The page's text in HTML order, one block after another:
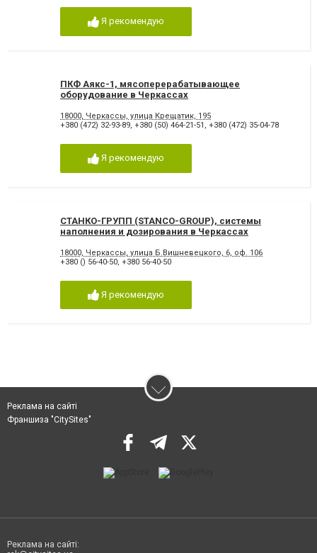
Я рекомендую
ПКФ Аякс-1, мясоперерабатывающее
оборудование в Черкассах
18000, Черкассы, улица Крещатик, 195
+380 (472) 32-93-89, +380 (50) 464-21-51 , +380 (472) 35-04-78
Я рекомендую
СТАНКО-ГРУПП (STANCO-GROUP), системы
наполнения и дозирования в Черкассах
18000, Черкассы, улица Б.Вишневецкого, 6, оф. 106
+380 () 56-40-50, +380 56-40-50
Я рекомендую
Реклама на сайті
Франшиза "CitySites"
Реклама на сайті: